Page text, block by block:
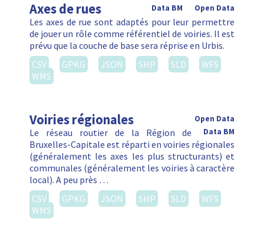
Axes de rues Open Data
Data BM
Les axes de rue sont adaptés pour leur permettre
de jouer un rôle comme référentiel de voiries. Il est
prévu que la couche de base sera réprise en Urbis.
CSV
GPKG JSON SHP SLD
WFS
WMS
Voiries régionales
Open Data
Data BM
Le réseau routier de la Région de
Bruxelles-Capitale est réparti en voiries régionales
(généralement les axes les plus structurants) et
communales (généralement les voiries à caractère
local). A peu près …
CSV
GPKG JSON SHP SLD
WFS
WMS